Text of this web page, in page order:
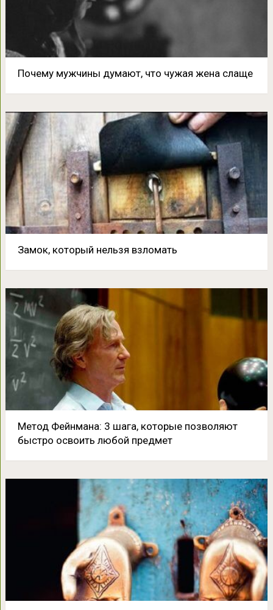
Почему мужчины думают, что чужая жена слаще
Замок, который нельзя взломать
Метод Фейнмана: 3 шага, которые позволяют
быстро освоить любой предмет